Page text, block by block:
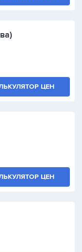
ЦЕН
ЦЕН